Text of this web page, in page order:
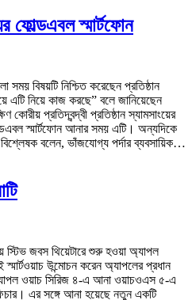
ফোল্ডএবল স্মার্টফোন
সময় বিষয়টি নিশ্চিত করেছেন প্রতিষ্ঠান
এটি নিয়ে কাজ করছে” বলে জানিয়েছেন
প্রতিদ্বন্দ্বী প্রতিষ্ঠান স্যামসাংয়ের
স্মার্টফোন আনার সময় এটি। অন্যদিকে
বলেন, ভাঁজযোগ্য পর্দার ব্যবসায়িক…
স্টিভ জবস থিয়েটারে শুরু হওয়া অ্যাপল
উন্মোচন করেন অ্যাপলের প্রধান
ওয়াচ সিরিজ ৪-এ আনা ওয়াচওএস ৫-এ
এর সঙ্গে আনা হয়েছে নতুন একটি